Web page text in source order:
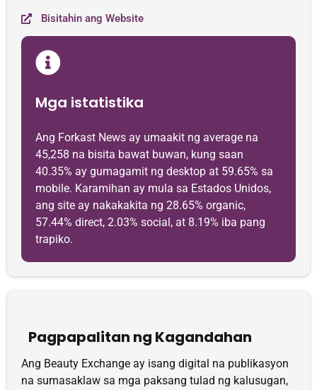
Bisitahin ang Website
Mga istatistika
Ang Forkast News ay umaakit ng average na
45,258 na bisita bawat buwan, kung saan
40.35% ay gumagamit ng desktop at 59.65% sa
mobile. Karamihan ay mula sa Estados Unidos,
ang site ay nakakakita ng 28.65% organic,
57.44% direct, 2.03% social, at 8.19% iba pang
trapiko.
Pagpapalitan ng Kagandahan
Ang Beauty Exchange ay isang digital na publikasyon
na sumasaklaw sa mga paksang tulad ng kalusugan,